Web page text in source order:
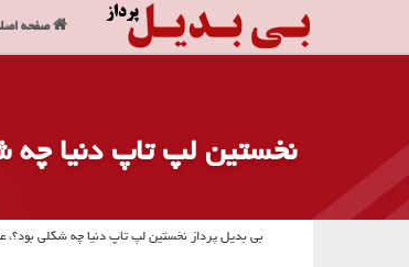
نخستین لپ تاپ دنیا
بی بدیل پرداز نخستین لپ تاپ دنیا چه شكلی
صفحه